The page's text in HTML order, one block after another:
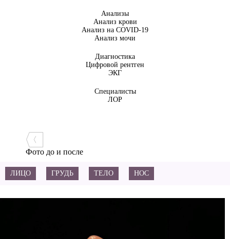
Анализы
Анализ крови
Анализ на COVID-19
Анализ мочи
Диагностика
Цифровой рентген
ЭКГ
Специалисты
ЛОР
Фото до и после
ЛИЦО ГРУДЬ ТЕЛО НОС